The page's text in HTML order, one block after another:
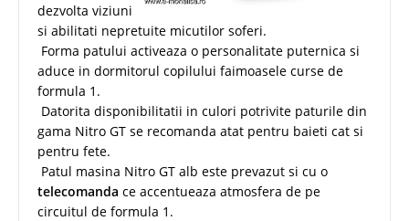
dezvolta viziuni
si abilitati nepretuite micutilor soferi.
Forma patului activeaza o personalitate puternica si
aduce in dormitorul copilului faimoasele curse de
formula 1.
Datorita disponibilitatii in culori potrivite paturile din
gama Nitro GT se recomanda atat pentru baieti cat si
pentru fete.
Patul masina Nitro GT alb este prevazut si cu o
telecomanda ce accentueaza atmosfera de pe
circuitul de formula 1.